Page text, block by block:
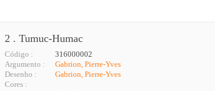
2 . Tumuc-Humac
Código :
316000002
Argumento :
Gabrion, Pierre-Yves
Desenho :
Gabrion, Pierre-Yves
Cores :